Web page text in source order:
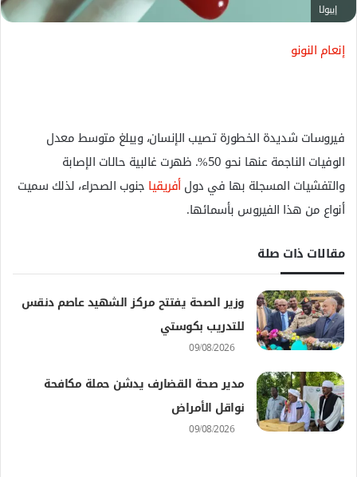
و
إيبولا
إنعام النونو
فيروسات شديدة الخطورة تصيب الإنسان، ويبلغ متوسط معدل
الوفيات الناجمة عنها نحو 50%. ظهرت غالبية حالات الإصابة
والتفشيات المسجلة بها في دولأفريقيا جنوب الصحراء، لذلك سميت
أنواع من هذا الفيروس بأسمائها.
مقالات ذات صلة
وزير الصحة يفتتح مركز الشهيد عاصم دنقس
للتدريب بكوستي
09/08/2026
مدير صحة القضارف يدشن حملة مكافحة
نواقل الأمراض
09/08/2026